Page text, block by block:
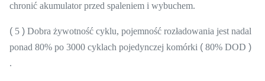
chronić akumulator przed spaleniem i wybuchem.
( 5 ) Dobra żywotność cyklu, pojemność rozładowania jest nadal
ponad 80% po 3000 cyklach pojedynczej komórki ( 80% DOD )
.